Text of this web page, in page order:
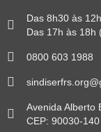
Das 8h30 às
Das 17h às 18h
0800 603 1988
Avenida Alberto
CEP: 90030-